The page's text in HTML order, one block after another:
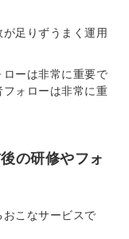
足りずうまく運用
ーは非常に重要で
ォローは非常に重
の研修やフォ
こなサービスで